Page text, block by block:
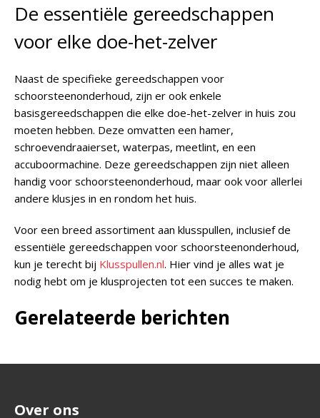
De essentiële gereedschappen
voor elke doe-het-zelver
Naast de specifieke gereedschappen voor
schoorsteenonderhoud, zijn er ook enkele
basisgereedschappen die elke doe-het-zelver in huis zou
moeten hebben. Deze omvatten een hamer,
schroevendraaierset, waterpas, meetlint, en een
accuboormachine. Deze gereedschappen zijn niet alleen
handig voor schoorsteenonderhoud, maar ook voor allerlei
andere klusjes in en rondom het huis.
Voor een breed assortiment aan klusspullen, inclusief de
essentiële gereedschappen voor schoorsteenonderhoud,
kun je terecht bij Klusspullen.nl. Hier vind je alles wat je
nodig hebt om je klusprojecten tot een succes te maken.
Gerelateerde berichten
Over ons